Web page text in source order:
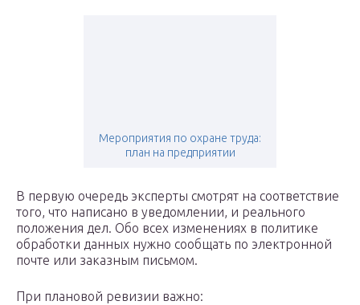
Мероприятия по охране труда:
план на предприятии
В первую очередь эксперты смотрят на соответствие
того, что написано в уведомлении, и реального
положения дел. Обо всех изменениях в политике
обработки данных нужно сообщать по электронной
почте или заказным письмом.
При плановой ревизии важно: